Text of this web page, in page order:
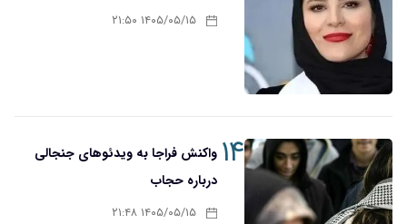
۱۴۰۵/۰۵/۱۵ ۲۱:۵۰
۱۴ واکنش فراجا به ویدئوهای جنجالی
درباره حجاب
۱۴۰۵/۰۵/۱۵ ۲۱:۴۸